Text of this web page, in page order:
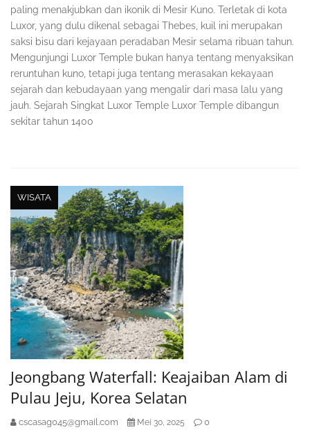
paling menakjubkan dan ikonik di Mesir Kuno. Terletak di kota
Luxor, yang dulu dikenal sebagai Thebes, kuil ini merupakan
saksi bisu dari kejayaan peradaban Mesir selama ribuan tahun.
Mengunjungi Luxor Temple bukan hanya tentang menyaksikan
reruntuhan kuno, tetapi juga tentang merasakan kekayaan
sejarah dan kebudayaan yang mengalir dari masa lalu yang
jauh. Sejarah Singkat Luxor Temple Luxor Temple dibangun
sekitar tahun 1400
WISATA
Jeongbang Waterfall: Keajaiban Alam di
Pulau Jeju, Korea Selatan
cscasag045@gmail.com Mei 30, 2025 0